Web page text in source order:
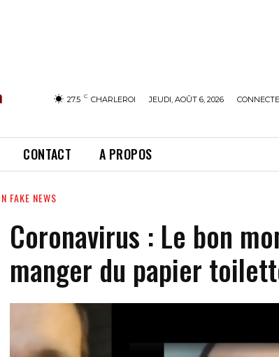
27.5 C CHARLEROI JEUDI, AOÛT 6, 2026
CONTACT A PROPOS
FAKE NEWS
Coronavirus : Le bon
manger du papier